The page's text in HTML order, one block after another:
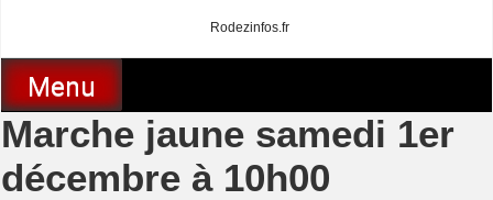
Rodezinfos.fr
Menu
Marche jaune samedi 1er
décembre à 10h00